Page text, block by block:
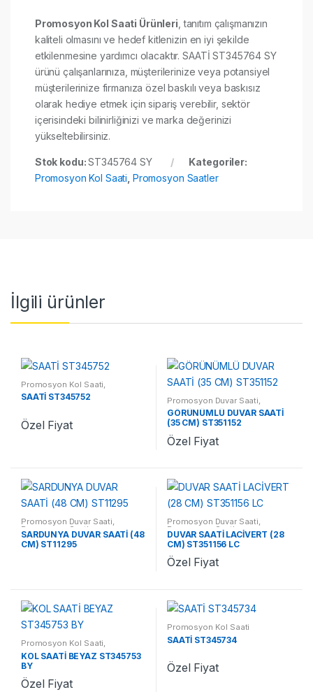
Promosyon Kol Saati Ürünleri , tanıtım çalışmanızın
kaliteli olmasını ve hedef kitlenizin en iyi şekilde
etkilenmesine yardımcı olacaktır. SAATİ ST345764 SY
ürünü çalışanlarınıza, müşterilerinize veya potansiyel
müşterilerinize firmanıza özel baskılı veya baskısız
olarak hediye etmek için sipariş verebilir, sektör
içerisindeki bilinirliğinizi ve marka değerinizi
yükseltebilirsiniz.
Stok kodu:ST345764 SY
Kategoriler:
Promosyon Kol Saati Promosyon Saatler
İlgili ürünler
Promosyon Kol Saati
Promosyon Saatler
SAATİ ST345752
Özel Fiyat
Promosyon Duvar Saati
Promosyon Saatler
GÖRÜNÜMLÜ DUVAR SAATİ
(35 CM) ST351152
Özel Fiyat
Promosyon Duvar Saati,
Promosyon Saatler
SARDUNYA DUVAR SAATİ (48
CM) ST11295
Promosyon Duvar Saati,
Promosyon Saatler
DUVAR SAATİ LACİVERT (28
CM) ST351156 LC
Özel Fiyat
Promosyon Kol Saati,
Promosyon Saatler
KOL SAATİ BEYAZ ST345753
BY
Özel Fiyat
Promosyon Kol Saati
SAATİ ST345734
Özel Fiyat